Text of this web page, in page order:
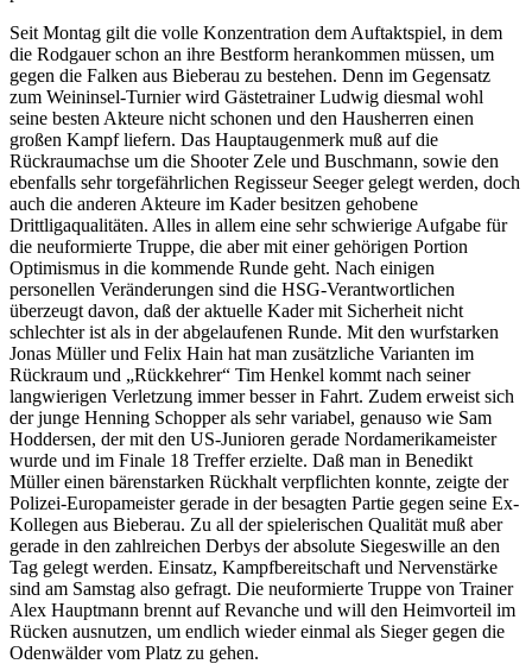
Seit Montag gilt die volle Konzentration dem Auftaktspiel, in dem
die Rodgauer schon an ihre Bestform herankommen müssen, um
gegen die Falken aus Bieberau zu bestehen. Denn im Gegensatz
zum Weininsel-Turnier wird Gästetrainer Ludwig diesmal wohl
seine besten Akteure nicht schonen und den Hausherren einen
großen Kampf liefern. Das Hauptaugenmerk muß auf die
Rückraumachse um die Shooter Zele und Buschmann, sowie den
ebenfalls sehr torgefährlichen Regisseur Seeger gelegt werden, doch
auch die anderen Akteure im Kader besitzen gehobene
Drittligaqualitäten. Alles in allem eine sehr schwierige Aufgabe für
die neuformierte Truppe, die aber mit einer gehörigen Portion
Optimismus in die kommende Runde geht. Nach einigen
personellen Veränderungen sind die HSG-Verantwortlichen
überzeugt davon, daß der aktuelle Kader mit Sicherheit nicht
schlechter ist als in der abgelaufenen Runde. Mit den wurfstarken
Jonas Müller und Felix Hain hat man zusätzliche Varianten im
Rückraum und „Rückkehrer“ Tim Henkel kommt nach seiner
langwierigen Verletzung immer besser in Fahrt. Zudem erweist sich
der junge Henning Schopper als sehr variabel, genauso wie Sam
Hoddersen, der mit den US-Junioren gerade Nordamerikameister
wurde und im Finale 18 Treffer erzielte. Daß man in Benedikt
Müller einen bärenstarken Rückhalt verpflichten konnte, zeigte der
Polizei-Europameister gerade in der besagten Partie gegen seine Ex-
Kollegen aus Bieberau. Zu all der spielerischen Qualität muß aber
gerade in den zahlreichen Derbys der absolute Siegeswille an den
Tag gelegt werden. Einsatz, Kampfbereitschaft und Nervenstärke
sind am Samstag also gefragt. Die neuformierte Truppe von Trainer
Alex Hauptmann brennt auf Revanche und will den Heimvorteil im
Rücken ausnutzen, um endlich wieder einmal als Sieger gegen die
Odenwälder vom Platz zu gehen.